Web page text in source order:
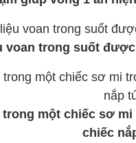
voan trong suốt
trong một chiếc sơ
chiếc